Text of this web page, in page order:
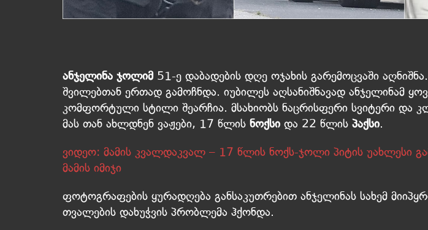
ანჯელინა ჯოლიმ 51-ე დაბადების დღე ოჯახის გარემოცვაში
შვილებთან ერთად გამოჩნდა. იუბილეს აღსანიშნავად ანჯელინამ
კომფორტული სტილი შეარჩია. მსახიობს ნაცრისფერი სვიტერი და
მას თან ახლდნენ ვაჟები, 17 წლის ნოქსი და 22 წლის პაქსი.
ვიდეო: მამის კვალდაკვალ – 17 წლის ნოქს-ჯოლი პიტის უახლესი
მამის იმიჯი
ფოტოგრაფების ყურადღება განსაკუთრებით ანჯელინას სახემ
თვალების დახუჭვის პრობლემა ჰქონდა.